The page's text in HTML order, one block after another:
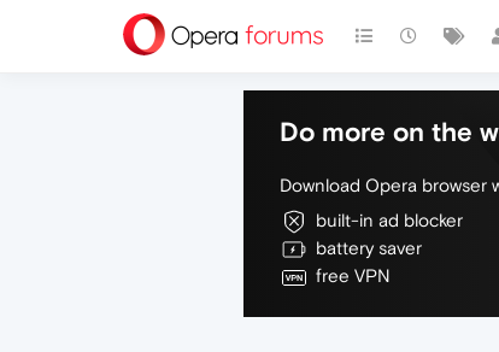
Do more on the
Download Opera browser
built-in ad blocker
battery saver
free VPN